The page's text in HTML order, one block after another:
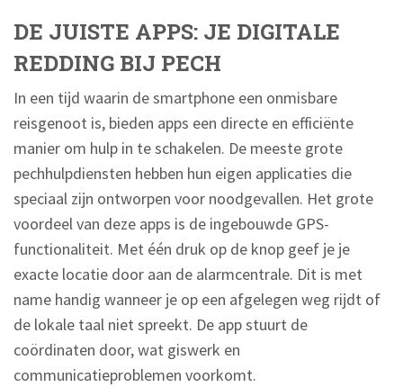
DE JUISTE APPS: JE DIGITALE
REDDING BIJ PECH
In een tijd waarin de smartphone een onmisbare
reisgenoot is, bieden apps een directe en efficiënte
manier om hulp in te schakelen. De meeste grote
pechhulpdiensten hebben hun eigen applicaties die
speciaal zijn ontworpen voor noodgevallen. Het grote
voordeel van deze apps is de ingebouwde GPS-
functionaliteit. Met één druk op de knop geef je je
exacte locatie door aan de alarmcentrale. Dit is met
name handig wanneer je op een afgelegen weg rijdt of
de lokale taal niet spreekt. De app stuurt de
coördinaten door, wat giswerk en
communicatieproblemen voorkomt.